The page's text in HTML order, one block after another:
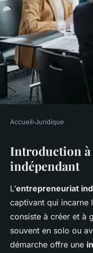
Devenir
pour Créer
Entreprise
14 mars 2025
Accueil›Juridique
Introduction à
indépendant
L’entrepreneuriat
captivant qui incarne
consiste à créer et à
souvent en solo ou
démarche offre une